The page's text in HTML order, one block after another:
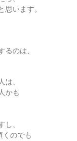
思います。
るのは、
、
かも
、
くのでも